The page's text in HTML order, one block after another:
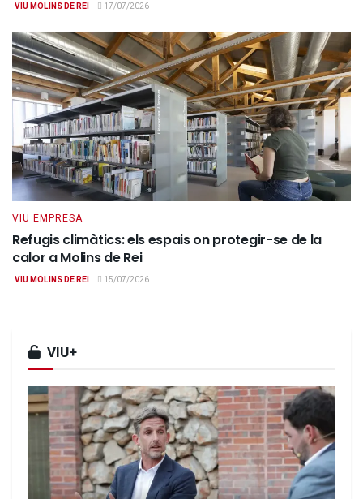
VIU MOLINS DE REI 17/07/2026
VIU EMPRESA
Refugis climàtics: els espais on protegir-se de la
calor a Molins de Rei
VIU MOLINS DE REI 15/07/2026
VIU+